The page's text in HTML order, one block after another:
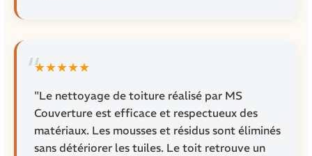
★★★★★
"Le nettoyage de toiture réalisé par MS
Couverture est efficace et respectueux des
matériaux. Les mousses et résidus sont éliminés
sans détériorer les tuiles. Le toit retrouve un